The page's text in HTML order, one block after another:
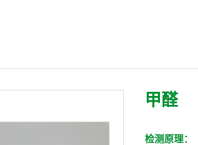
甲醛
检测原理：